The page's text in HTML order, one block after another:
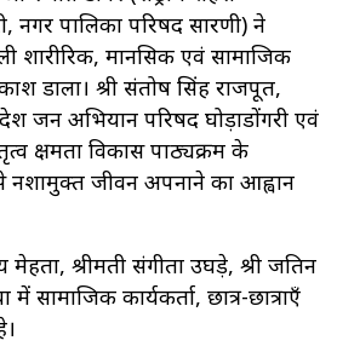
नगर पालिका परिषद सारणी) ने
शारीरिक, मानसिक एवं सामाजिक
डाला। श्री संतोष सिंह राजपूत,
जन अभियान परिषद घोड़ाडोंगरी एवं
क्षमता विकास पाठ्यक्रम के
नशामुक्त जीवन अपनाने का आह्वान
श्रीमती संगीता उघड़े, श्री जतिन
सामाजिक कार्यकर्ता, छात्र-छात्राएँ